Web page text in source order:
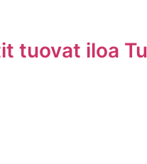
tuovat iloa